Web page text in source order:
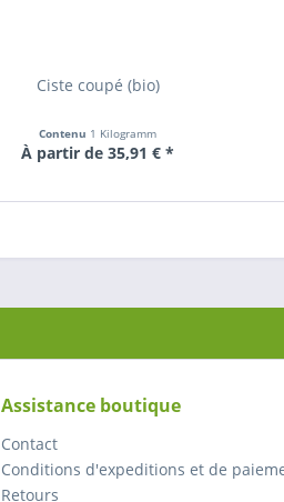
Ciste coupé (bio)
Contenu 1 Kilogramm
À partir de 35,91 € *
Assistance boutique
Contact
Conditions d'expeditions et de
Retours